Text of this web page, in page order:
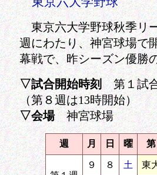
東京六大学野球秋季リ
週にわたり、神宮球場で
幕戦で、昨シーズン優勝
▽試合開始時刻第１試合
（第８週は13時開始）
▽会場神宮球場
週 月 日 曜
９ ８ 土 東